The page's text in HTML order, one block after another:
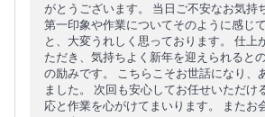
がとうございます。 当日ご不安なお気持
第一印象や作業についてそのように感じ
と、大変うれしく思っております。 仕上
ただき、気持ちよく新年を迎えられると
の励みです。 こちらこそお世話になり、
ました。 次回も安心してお任せいただけ
応と作業を心がけてまいります。 またお